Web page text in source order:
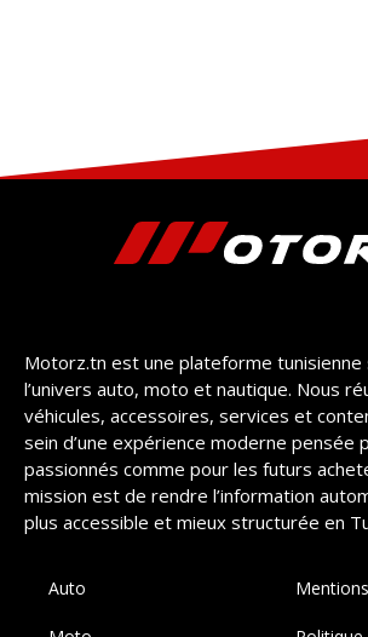
Motorz.tn est une plateforme tunisienne
l’univers auto, moto et nautique. Nous
véhicules, accessoires, services et
sein d’une expérience moderne pensée
passionnés comme pour les futurs
mission est de rendre l’information
plus accessible et mieux structurée en
Auto